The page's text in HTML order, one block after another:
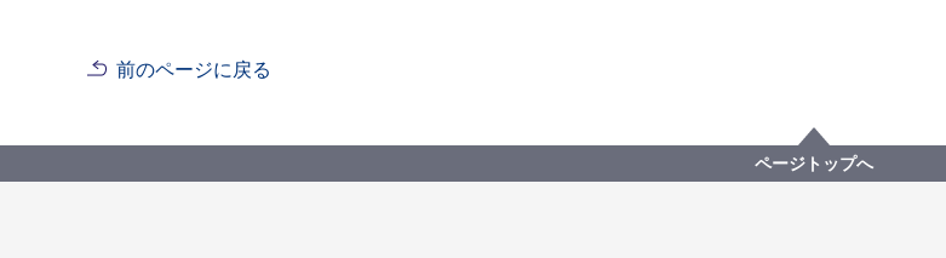
前のページに戻る
ページトップへ